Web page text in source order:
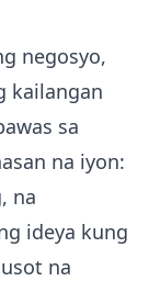
negosyo,
kailangan
sa
na iyon:
na
ideya kung
na